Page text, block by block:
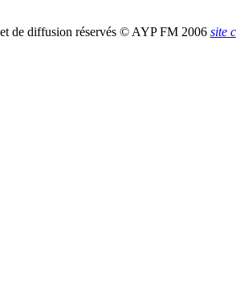
de diffusion réservés © AYP FM 2006 site